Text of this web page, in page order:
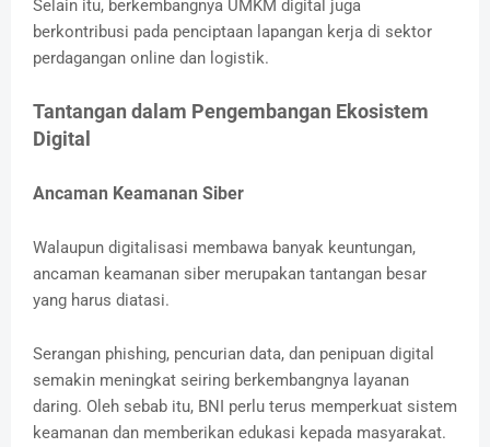
Selain itu, berkembangnya UMKM digital juga
berkontribusi pada penciptaan lapangan kerja di sektor
perdagangan online dan logistik.
Tantangan dalam Pengembangan Ekosistem
Digital
Ancaman Keamanan Siber
Walaupun digitalisasi membawa banyak keuntungan,
ancaman keamanan siber merupakan tantangan besar
yang harus diatasi.
Serangan phishing, pencurian data, dan penipuan digital
semakin meningkat seiring berkembangnya layanan
daring. Oleh sebab itu, BNI perlu terus memperkuat sistem
keamanan dan memberikan edukasi kepada masyarakat.